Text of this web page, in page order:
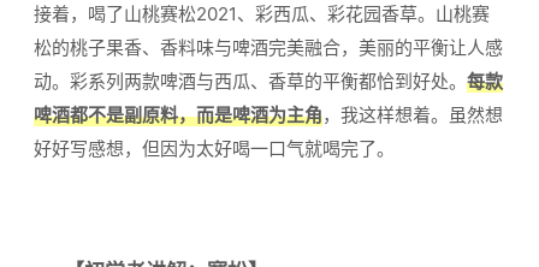
接着，喝了山桃赛松2021、彩西瓜、彩花园香草。山桃赛
松的桃子果香、香料味与啤酒完美融合，美丽的平衡让人感
动。彩系列两款啤酒与西瓜、香草的平衡都恰到好处。 每款
啤酒都不是副原料，而是啤酒为主角，我这样想着。虽然想
好好写感想，但因为太好喝一口气就喝完了。